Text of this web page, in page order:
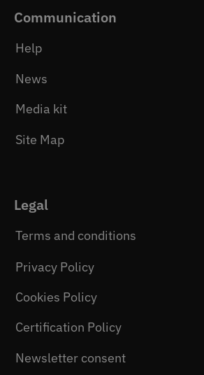
Communication
Help
News
Media kit
Site Map
Legal
Terms and conditions
Privacy Policy
Cookies Policy
Certification Policy
Newsletter consent